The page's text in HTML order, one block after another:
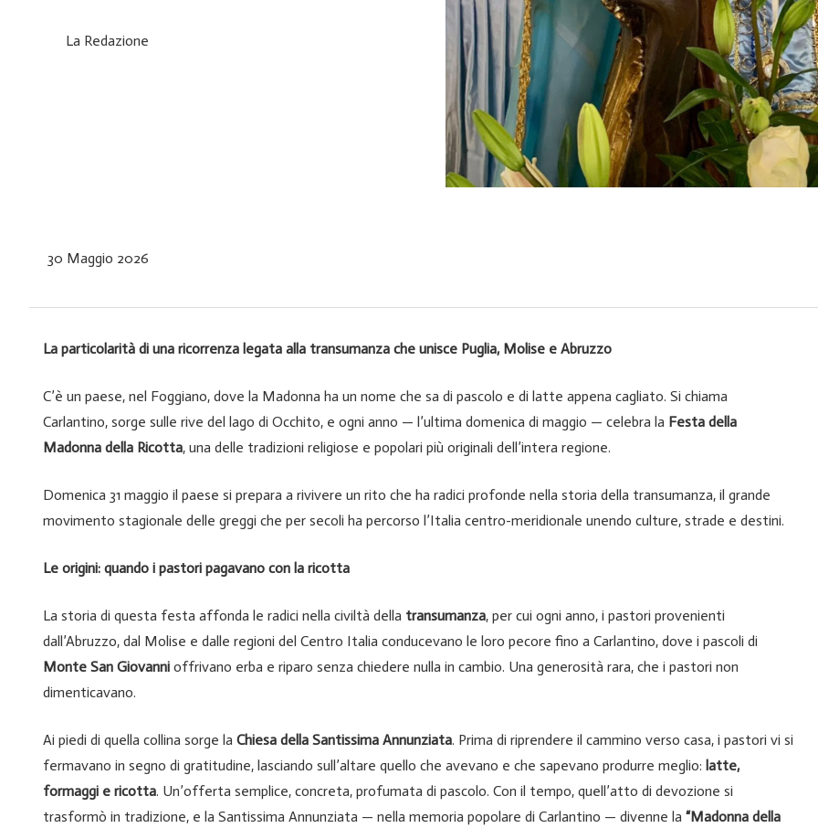
La Redazione
30 Maggio 2026
La particolarità di una ricorrenza legata alla transumanza che unisce Puglia, Molise e Abruzzo
C’è un paese, nel Foggiano, dove la Madonna ha un nome che sa di pascolo e di latte appena cagliato. Si chiama
Carlantino, sorge sulle rive del lago di Occhito, e ogni anno — l’ultima domenica di maggio — celebra la Festa della
Madonna della Ricotta, una delle tradizioni religiose e popolari più originali dell’intera regione.
Domenica 31 maggio il paese si prepara a rivivere un rito che ha radici profonde nella storia della transumanza, il grande
movimento stagionale delle greggi che per secoli ha percorso l’Italia centro-meridionale unendo culture, strade e destini.
Le origini: quando i pastori pagavano con la ricotta
La storia di questa festa affonda le radici nella civiltà della transumanza, per cui ogni anno, i pastori provenienti
dall’Abruzzo, dal Molise e dalle regioni del Centro Italia conducevano le loro pecore fino a Carlantino, dove i pascoli di
Monte San Giovanni offrivano erba e riparo senza chiedere nulla in cambio. Una generosità rara, che i pastori non
dimenticavano.
Ai piedi di quella collina sorge la Chiesa della Santissima Annunziata. Prima di riprendere il cammino verso casa, i pastori vi si
fermavano in segno di gratitudine, lasciando sull’altare quello che avevano e che sapevano produrre meglio: latte,
formaggi e ricotta. Un’offerta semplice, concreta, profumata di pascolo. Con il tempo, quell’atto di devozione si
trasformò in tradizione, e la Santissima Annunziata — nella memoria popolare di Carlantino — divenne la “Madonna della